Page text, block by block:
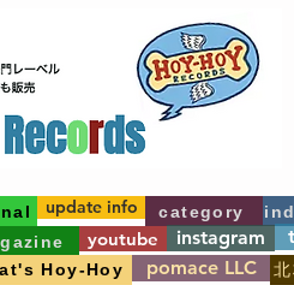
category
youtube
instagram
Hoy-Hoy pomace LLC
update info